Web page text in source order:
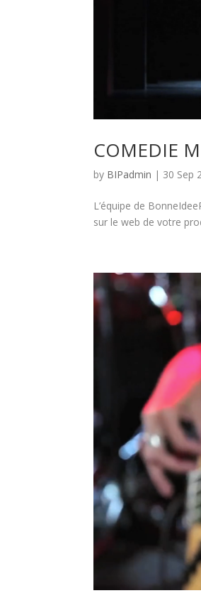
COMEDIE
by BIPadmin | 30 Sep
L’équipe de
sur le web de votre